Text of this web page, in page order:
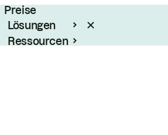
Preise
Lösungen
Ressourcen